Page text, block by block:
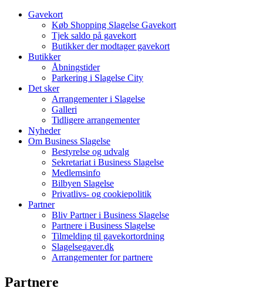
Gavekort
Køb Shopping Slagelse Gavekort
Tjek saldo på gavekort
Butikker der modtager gavekort
Butikker
Åbningstider
Parkering i Slagelse City
Det sker
Arrangementer i Slagelse
Galleri
Tidligere arrangementer
Nyheder
Om Business Slagelse
Bestyrelse og udvalg
Sekretariat i Business Slagelse
Medlemsinfo
Bilbyen Slagelse
Privatlivs- og cookiepolitik
Partner
Bliv Partner i Business Slagelse
Partnere i Business Slagelse
Tilmelding til gavekortordning
Slagelsegaver.dk
Arrangementer for partnere
Partnere